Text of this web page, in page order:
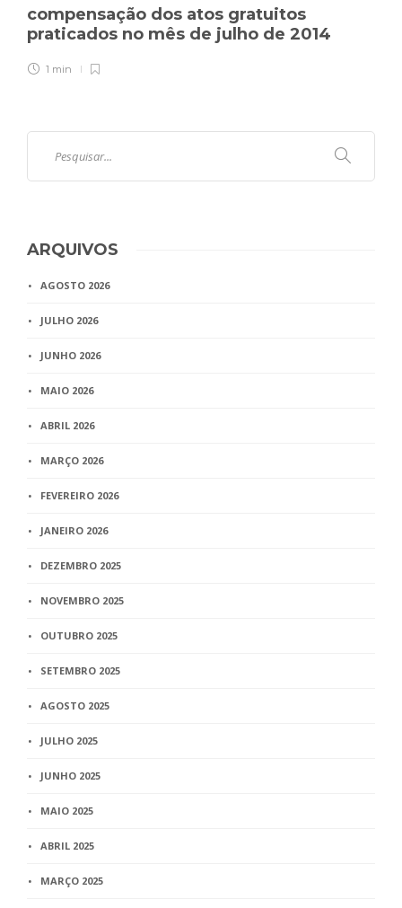
compensação dos atos gratuitos
praticados no mês de julho de 2014
1 min
ARQUIVOS
AGOSTO 2026
JULHO 2026
JUNHO 2026
MAIO 2026
ABRIL 2026
MARÇO 2026
FEVEREIRO 2026
JANEIRO 2026
DEZEMBRO 2025
NOVEMBRO 2025
OUTUBRO 2025
SETEMBRO 2025
AGOSTO 2025
JULHO 2025
JUNHO 2025
MAIO 2025
ABRIL 2025
MARÇO 2025